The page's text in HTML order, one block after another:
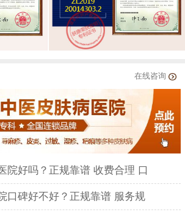
在线咨询
院好吗？正规靠谱 收费合理 口
口碑好不好？正规靠谱 服务规